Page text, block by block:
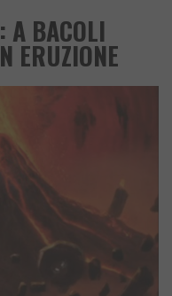
A BACOLI
ERUZIONE